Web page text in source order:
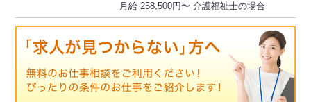
月給 258,500円〜 介護福祉士の場合